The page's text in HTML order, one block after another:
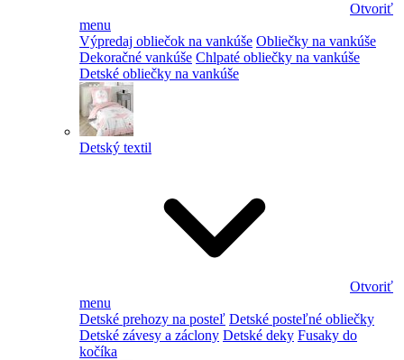
Otvoriť
menu
Výpredaj obliečok na vankúše Obliečky na vankúše
Dekoračné vankúše Chlpaté obliečky na vankúše
Detské obliečky na vankúše
Detský textil
Otvoriť
menu
Detské prehozy na posteľ Detské posteľné obliečky
Detské závesy a záclony Detské deky Fusaky do
kočíka